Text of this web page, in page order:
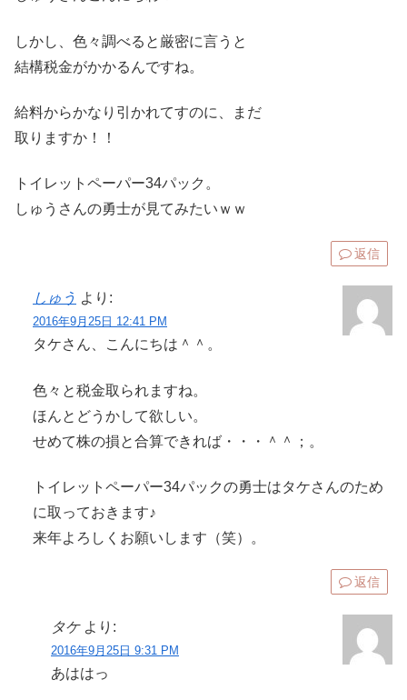
しかし、色々調べると厳密に言うと
結構税金がかかるんですね。
給料からかなり引かれてすのに、まだ
取りますか！！
トイレットペーパー34パック。
しゅうさんの勇士が見てみたいｗｗ
返信
しゅう より:
2016年9月25日 12:41 PM
タケさん、こんにちは＾＾。
色々と税金取られますね。
ほんとどうかして欲しい。
せめて株の損と合算できれば・・・＾＾；。
トイレットペーパー34パックの勇士はタケさんのため
に取っておきます♪
来年よろしくお願いします（笑）。
返信
タケ より:
2016年9月25日 9:31 PM
あははっ